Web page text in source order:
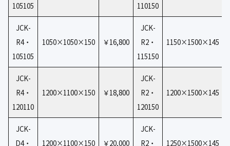
105105
110150
JCK-
R4・
105105
1050×1050×150 ￥16,800
JCK-
R2・
115150
1150×1500×145
JCK-
R4・
120110
1200×1100×150 ￥18,800
JCK-
R2・
120150
1200×1500×145
JCK-
D4・
1200×1100×150 ￥20,000
JCK-
R2・
1250×1500×145